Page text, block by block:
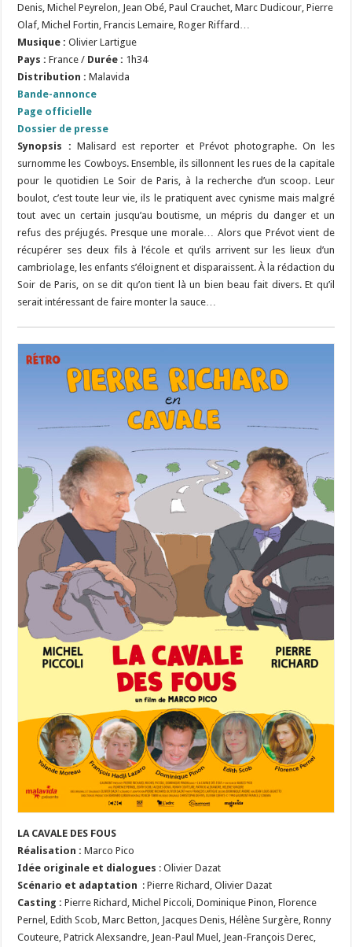
Denis, Michel Peyrelon, Jean Obé, Paul Crauchet, Marc Dudicour, Pierre
Olaf, Michel Fortin, Francis Lemaire, Roger Riffard…
Musique : Olivier Lartigue
Pays : France / Durée : 1h34
Distribution : Malavida
Bande-annonce
Page officielle
Dossier de presse
Synopsis : Malisard est reporter et Prévot photographe. On les
surnomme les Cowboys. Ensemble, ils sillonnent les rues de la capitale
pour le quotidien Le Soir de Paris, à la recherche d’un scoop. Leur
boulot, c’est toute leur vie, ils le pratiquent avec cynisme mais malgré
tout avec un certain jusqu’au boutisme, un mépris du danger et un
refus des préjugés. Presque une morale… Alors que Prévot vient de
récupérer ses deux fils à l’école et qu’ils arrivent sur les lieux d’un
cambriolage, les enfants s’éloignent et disparaissent. À la rédaction du
Soir de Paris, on se dit qu’on tient là un bien beau fait divers. Et qu’il
serait intéressant de faire monter la sauce…
LA CAVALE DES FOUS
Réalisation :Marco Pico
Idée originale et dialogues : Olivier Dazat
Scénario et adaptation : Pierre Richard, Olivier Dazat
Casting : Pierre Richard, Michel Piccoli, Dominique Pinon, Florence
Pernel, Edith Scob, Marc Betton, Jacques Denis, Hélène Surgère, Ronny
Couteure, Patrick Alexsandre, Jean-Paul Muel, Jean-François Derec,